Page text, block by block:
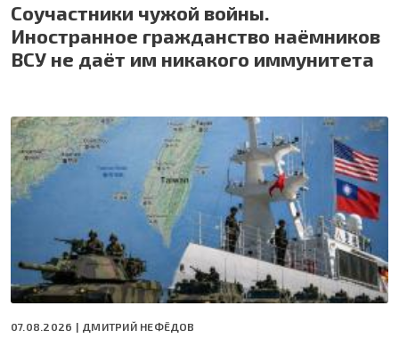
Соучастники чужой войны.
Иностранное гражданство наёмников
ВСУ не даёт им никакого иммунитета
07.08.2026 | ДМИТРИЙ НЕФЁДОВ